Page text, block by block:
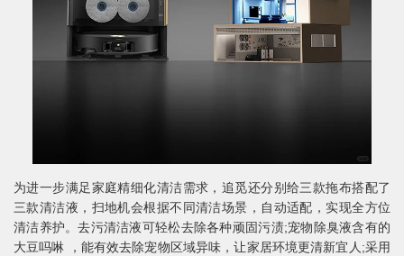
为进一步满足家庭精细化清洁需求，追觅还分别给三款拖布搭配了
三款清洁液，扫地机会根据不同清洁场景，自动适配，实现全方位
清洁养护。去污清洁液可轻松去除各种顽固污渍;宠物除臭液含有的
大豆吗啉 ，能有效去除宠物区域异味，让家居环境更清新宜人;采用